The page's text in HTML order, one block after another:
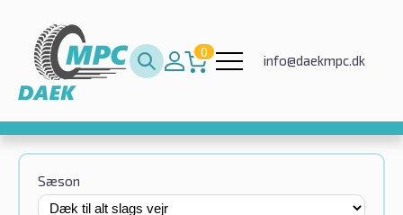
0
info@daekmpc.dk
Sæson